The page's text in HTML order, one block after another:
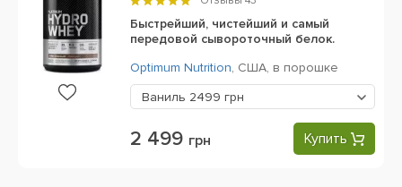
Быстрейший, чистейший и самый
передовой сывороточный белок.
Optimum Nutrition, США, в порошке
Ваниль 2499 грн
2 499 грн Купить